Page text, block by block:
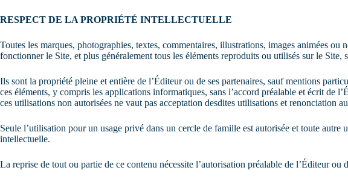
RESPECT DE LA PROPRIÉTÉ INTELLECTUELLE
Toutes les marques, photographies, textes, commentaires, illustrations, images animées
fonctionner le Site, et plus généralement tous les éléments reproduits ou utilisés sur le
Ils sont la propriété pleine et entière de l’Éditeur ou de ses partenaires, sauf mentions
ces éléments, y compris les applications informatiques, sans l’accord préalable et écrit de
ces utilisations non autorisées ne vaut pas acceptation desdites utilisations et renonciation
Seule l’utilisation pour un usage privé dans un cercle de famille est autorisée et toute
intellectuelle.
La reprise de tout ou partie de ce contenu nécessite l’autorisation préalable de l’Éditeur ou